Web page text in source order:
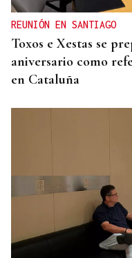
REUNIÓN EN SANTIAGO
Toxos e Xestas se
aniversario como
en Cataluña